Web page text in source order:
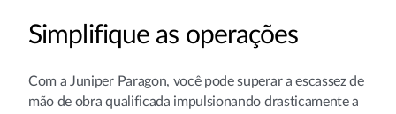
Simplifique as operações
Com a Juniper Paragon, você pode superar a escassez de
mão de obra qualificada impulsionando drasticamente a